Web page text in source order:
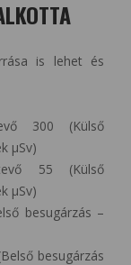
is lehet és
300 (Külső
µSv)
55 (Külső
µSv)
besugárzás –
besugárzás